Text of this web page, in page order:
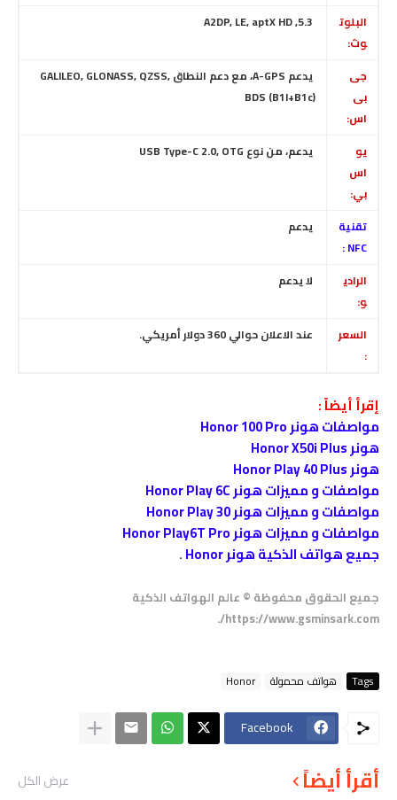
البلوت
وث:
5.3, A2DP, LE, aptX HD
جى
بى
اس:
يدعم A-GPS
، مع دعم النطاق GALILEO, GLONASS, QZSS,
BDS (B1I+B1c)
يو
اس
بي:
يدعم، من نوع USB Type-C 2.0, OTG
تقنية
NFC :
يدعم
الرادي
و:
لا يدعم
السعر
:
عند الاعلان حوالي 360 دولار أمريكي.
إقرأ أيضاً :
مواصفات هونر Honor 100 Pro
هونر Honor X50i Plus
هونر Honor Play 40 Plus
مواصفات و مميزات هونر Honor Play 6C
مواصفات و مميزات هونر Honor Play 30
مواصفات و مميزات هونر Honor Play6T Pro
جميع هواتف الذكية هونر Honor
.
جميع الحقوق محفوظة © عالم الهواتف الذكية
https://www.gsminsark.com/.
Tags هواتف محمولة Honor
Facebook
أقرأ أيضاً عرض الكل